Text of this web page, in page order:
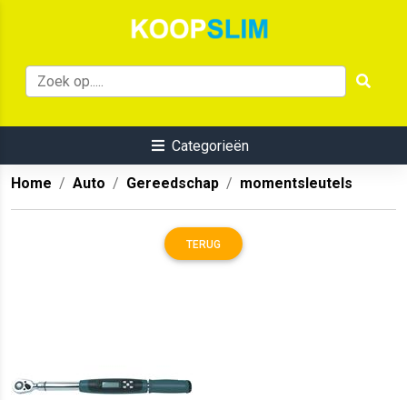
Categorieën
Home Auto Gereedschap momentsleutels
TERUG